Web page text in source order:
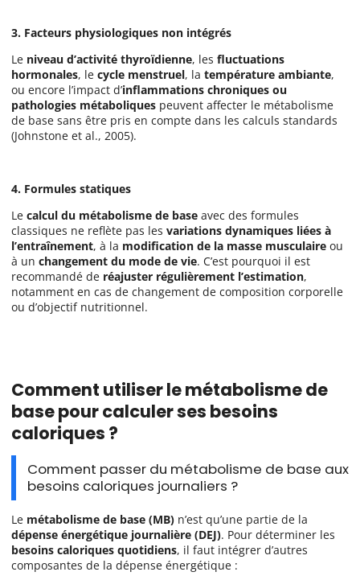
3. Facteurs physiologiques non intégrés
Le niveau d’activité thyroïdienne, les fluctuations
hormonales, le cycle menstruel, la température ambiante,
ou encore l’impact d’inflammations chroniques ou
pathologies métaboliques peuvent affecter le métabolisme
de base sans être pris en compte dans les calculs standards
(Johnstone et al., 2005).
4. Formules statiques
Le calcul du métabolisme de base avec des formules
classiques ne reflète pas les variations dynamiques liées à
l’entraînement, à la modification de la masse musculaire ou
à un changement du mode de vie. C’est pourquoi il est
recommandé de réajuster régulièrement l’estimation,
notamment en cas de changement de composition corporelle
ou d’objectif nutritionnel.
Comment utiliser le métabolisme de
base pour calculer ses besoins
caloriques ?
Comment passer du métabolisme de base aux
besoins caloriques journaliers ?
Le métabolisme de base (MB) n’est qu’une partie de la
dépense énergétique journalière (DEJ). Pour déterminer les
besoins caloriques quotidiens, il faut intégrer d’autres
composantes de la dépense énergétique :